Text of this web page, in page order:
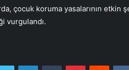
çocuk koruma yasalarının
vurgulandı.
Twitter LinkedInTumblr PinterestReddit